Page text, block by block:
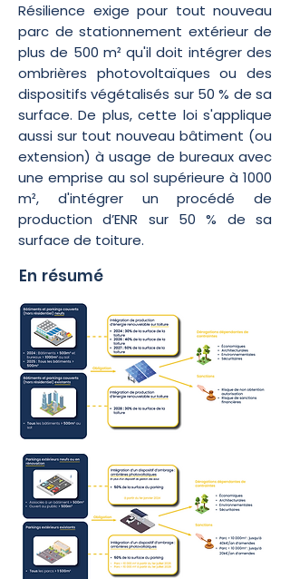
Résilience exige pour tout nouveau
parc de stationnement extérieur de
plus de 500 m² qu'il doit intégrer des
ombrières photovoltaïques ou des
dispositifs végétalisés sur 50 % de sa
surface. De plus, cette loi s'applique
aussi sur tout nouveau bâtiment (ou
extension) à usage de bureaux avec
une emprise au sol supérieure à 1000
m², d'intégrer un procédé de
production d’ENR sur 50 % de sa
surface de toiture.
En résumé